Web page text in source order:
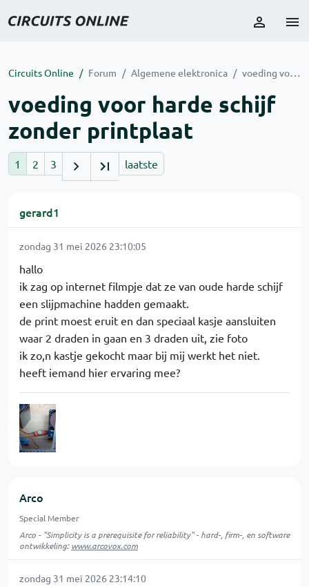
Circuits Online Forum Algemene elektronica voeding voor harde schijf zonder printplaat
voeding voor harde schijf
zonder printplaat
1 2 3 laatste
gerard1
zondag 31 mei 2026 23:10:05
hallo
ik zag op internet filmpje dat ze van oude harde schijf
een slijpmachine hadden gemaakt.
de print moest eruit en dan speciaal kasje aansluiten
waar 2 draden in gaan en 3 draden uit, zie foto
ik zo,n kastje gekocht maar bij mij werkt het niet.
heeft iemand hier ervaring mee?
Arco
Special Member
Arco - "Simplicity is a prerequisite for reliability" - hard-, firm-, en software
ontwikkeling:www.arcovox.com
zondag 31 mei 2026 23:14:10